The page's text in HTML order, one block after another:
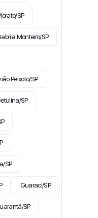
SP
Monteiro/SP
Peixoto/SP
SP
SP
Guaraci/SP
SP